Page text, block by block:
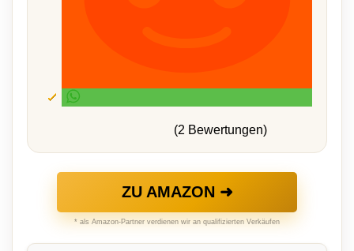
(2 Bewertungen)
ZU AMAZON ➜
* als Amazon-Partner verdienen wir an qualifizierten Verkäufen